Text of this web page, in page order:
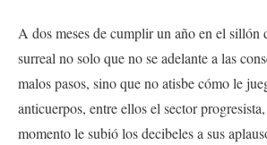
A dos meses de cumplir un año en el sillón
surreal no solo que no se adelante a las
malos pasos, sino que no atisbe cómo le
anticuerpos, entre ellos el sector
momento le subió los decibeles a sus